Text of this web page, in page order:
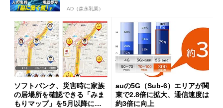
AD（森永乳業）
ソフトバンク、災害時に家族
の居場所を確認できる「みま
もりマップ」を5月以降に提
auの5G（Sub-6）エリアが関
東で2.8倍に拡大、通信速度は
約3倍に向上